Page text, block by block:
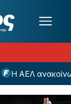
Η ΑΕΛ ανακοίνωσε